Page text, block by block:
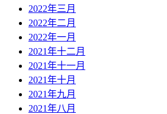
2022年三月
2022年二月
2022年一月
2021年十二月
2021年十一月
2021年十月
2021年九月
2021年八月